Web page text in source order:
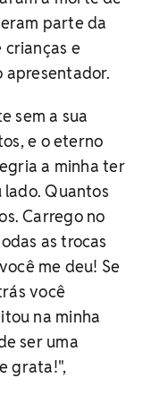
parte da
e
apresentador.
sem a sua
e o eterno
a minha ter
Quantos
Carrego no
as trocas
me deu! Se
você
na minha
ser uma
grata!",